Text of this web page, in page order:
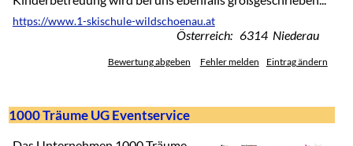
https://www.1-skischule-wildschoenau.at
Österreich: 6314 Niederau
Bewertung abgeben Fehler melden Eintrag ändern
1000 Träume UG Eventservice